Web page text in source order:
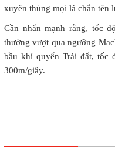
xuyên thủng mọi lá chắn tên
Cần nhấn mạnh rằng, tốc
thường vượt qua ngưỡng
bầu khí quyển Trái đất, tốc
300m/giây.